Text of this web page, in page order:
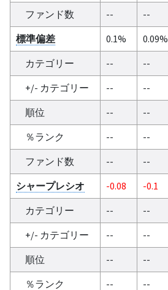
ファンド数
-- --
標準偏差
0.1% 0.09%
カテゴリー
-- --
+/- カテゴリー
-- --
順位
-- --
％ランク
-- --
ファンド数
-- --
シャープレシオ
-0.08 -0.1
カテゴリー
-- --
+/- カテゴリー
-- --
順位
-- --
％ランク
-- --